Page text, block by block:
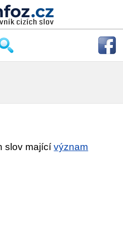
slov majícívýznam